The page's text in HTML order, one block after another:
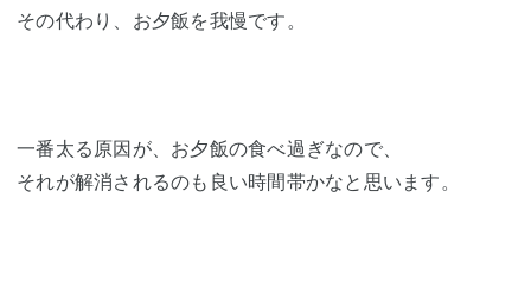
その代わり、お夕飯を我慢です。
一番太る原因が、お夕飯の食べ過ぎなので、
それが解消されるのも良い時間帯かなと思います。